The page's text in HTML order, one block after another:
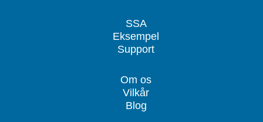
SSA
Eksempel
Support
Om os
Vilkår
Blog